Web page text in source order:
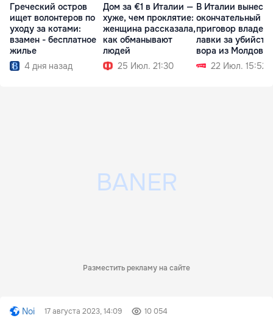
Греческий остров
ищет волонтеров по
уходу за котами:
взамен - бесплатное
жилье
4 дня назад
Дом за €1 в Италии —
хуже, чем проклятие:
женщина рассказала,
как обманывают
людей
25 Июл. 21:30
В Италии вынесли
окончательный
приговор
лавки за
вора из Молдовы
22 Июл. 15:52
Разместить рекламу на сайте
Noi 17 августа 2023, 14:09 10 054